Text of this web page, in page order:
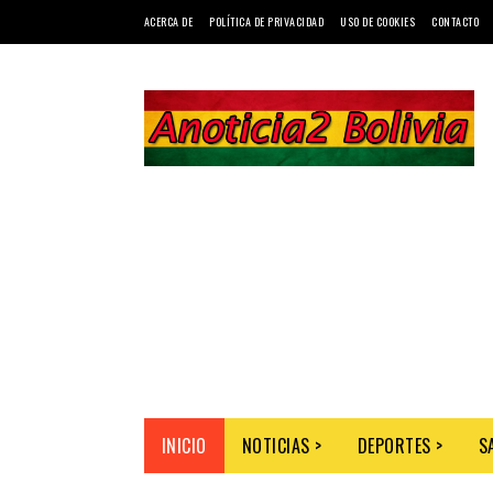
ACERCA DE POLÍTICA DE PRIVACIDAD USO DE COOKIES CONTACTO
INICIO NOTICIAS > DEPORTES >